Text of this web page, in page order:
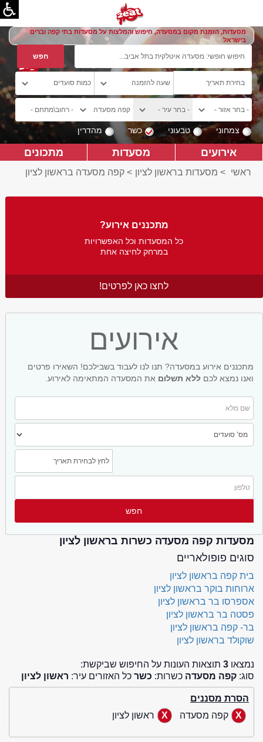
מסעדות, הזמנת מקום במסעדה, חיפוש והמלצות על מסעדות בתי קפה וברים
בישראל
צמחוני טבעוני כשר מהדרין
אירועים מסעדות מתכונים
ראשי > מסעדות בראשון לציון > קפה מסעדה בראשון לציון
מתכננים אירוע?
כל המסעדות וכל האפשרויות
במרחק לחיצה אחת
לחצו כאן לפרטים!
אירועים
מתכננים אירוע במסעדה? תנו לנו לעבוד בשבילכם! השאירו פרטים
ואנו נמצא לכם ללא תשלום את המסעדה המתאימה לאירוע.
מסעדות קפה מסעדה כשרות בראשון לציון
סוגים פופולאריים
בית קפה בראשון לציון
ארוחות בוקר בראשון לציון
אספרסו בר בראשון לציון
פסטה בר בראשון לציון
בר- קפה בראשון לציון
שוקולד בראשון לציון
נמצאו 3 תוצאות העונות על החיפוש שביקשת:
סוג: קפה מסעדה כשרות: כשר כל האזורים עיר: ראשון לציון
הסרת מסננים
קפה מסעדה
ראשון לציון